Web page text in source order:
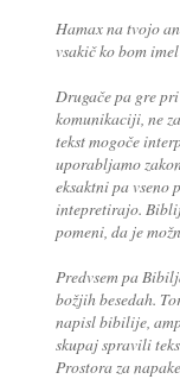
Hamax na tvojo
vsakič ko bom
Drugače pa gre
komunikaciji, ne
tekst mogoče
uporabljamo
eksaktni pa vseno
intepretirajo.
pomeni, da je
Predvsem pa
božjih besedah.
napisl bibilije,
skupaj spravili
Prostora za